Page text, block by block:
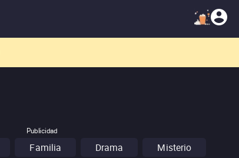
Publicidad
Familia Drama Misterio